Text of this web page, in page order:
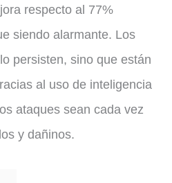
respecto al 77%
siendo alarmante. Los
persisten, sino que están
al uso de inteligencia
ataques sean cada vez
y dañinos.